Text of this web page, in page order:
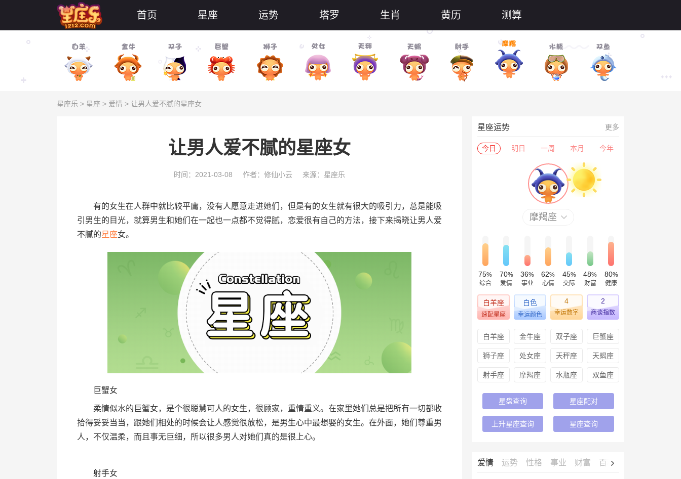
首页 星座 运势 塔罗 生肖 黄历 测算
星座乐 > 星座 > 爱情 > 让男人爱不腻的星座女
让男人爱不腻的星座女
时间：2021-03-08 作者：修仙小云 来源：星座乐
有的女生在人群中就比较平庸，没有人愿意走进她们，但是有的女生就有很大的吸引力，总是能吸
引男生的目光，就算男生和她们在一起也一点都不觉得腻，恋爱很有自己的方法，接下来揭晓让男人爱
不腻的星座女。
巨蟹女
柔情似水的巨蟹女，是个很聪慧可人的女生，很顾家，重情重义。在家里她们总是把所有一切都收
拾得妥妥当当，跟她们相处的时候会让人感觉很放松，是男生心中最想娶的女生。在外面，她们尊重男
人，不仅温柔，而且事无巨细，所以很多男人对她们真的是很上心。
射手女
星座运势 更多
今日 明日 一周 本月 今年
摩羯座
75%
综合
70%
爱情
36%
事业
62%
心情
45%
交际
48%
财富
80%
健康
白羊座
速配星座
白色
幸运颜色
4
幸运数字
2
商谈指数
白羊座 金牛座 双子座 巨蟹座
狮子座 处女座 天秤座 天蝎座
射手座 摩羯座 水瓶座 双鱼座
星盘查询 星座配对
上升星座查询 星座查询
爱情 运势 性格 事业 财富 百科